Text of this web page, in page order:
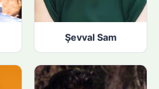
Şevval Sam